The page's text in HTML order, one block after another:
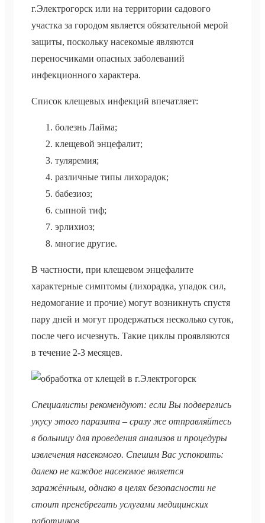
г.Электрогорск или на территории садового
участка за городом является обязательной мерой
защиты, поскольку насекомые являются
переносчиками опасных заболеваний
инфекционного характера.
Список клещевых инфекций впечатляет:
болезнь Лайма;
клещевой энцефалит;
туляремия;
различные типы лихорадок;
бабезиоз;
сыпной тиф;
эрлихиоз;
многие другие.
В частности, при клещевом энцефалите
характерные симптомы (лихорадка, упадок сил,
недомогание и прочие) могут возникнуть спустя
пару дней и могут продержаться несколько суток,
после чего исчезнуть. Такие циклы проявляются
в течение 2-3 месяцев.
Специалисты рекомендуют: если Вы подверглись
укусу этого паразита – сразу же отправляйтесь
в больницу для проведения анализов и процедуры
извлечения насекомого. Спешим Вас успокоить:
далеко не каждое насекомое является
заражённым, однако в целях безопасности не
стоит пренебрегать услугами медицинских